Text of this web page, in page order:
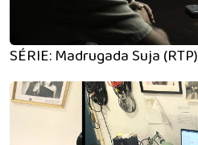
SÉRIE: Madrugada Suja (RTP)